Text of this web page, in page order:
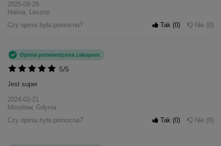
2025-08-28
Halina, Leszno
Czy opinia była pomocna?
Tak 0 Nie 0
5/5
Opinia potwierdzona zakupem
Jest super
2024-02-21
Mirosław, Gdynia
Czy opinia była pomocna?
Tak 0 Nie 0